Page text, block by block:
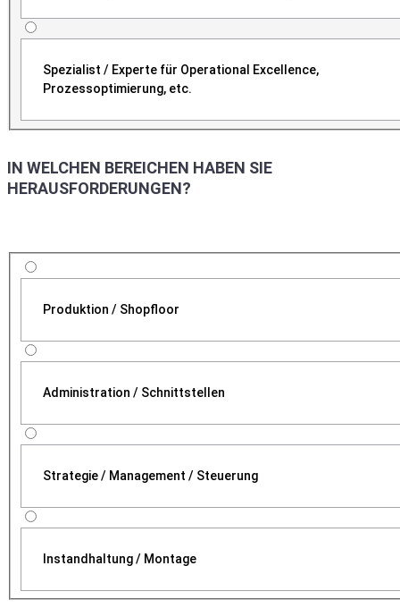
Spezialist / Experte für Operational Excellence,
Prozessoptimierung, etc.
IN WELCHEN BEREICHEN HABEN SIE
HERAUSFORDERUNGEN?
Produktion / Shopfloor
Administration / Schnittstellen
Strategie / Management / Steuerung
Instandhaltung / Montage